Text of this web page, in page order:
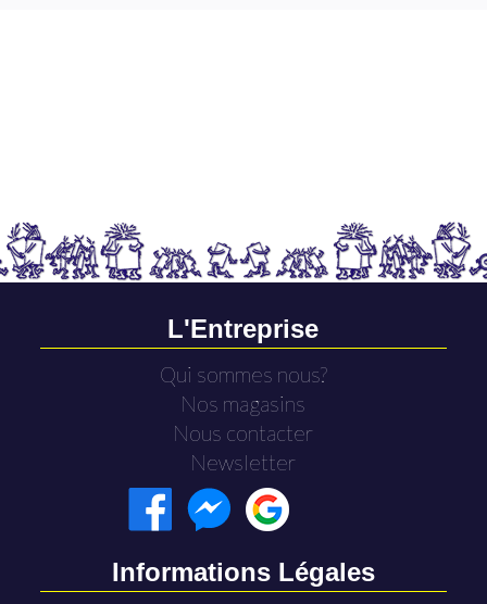
L'Entreprise
Qui sommes nous?
Nos magasins
Nous contacter
Newsletter
Informations Légales